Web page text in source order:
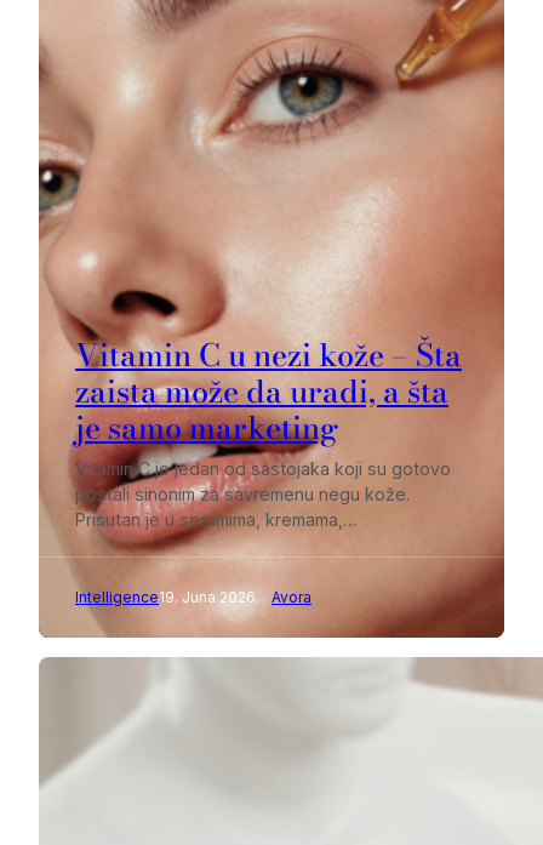
Vitamin C u nezi kože – Šta
zaista može da uradi, a šta
je samo marketing
Vitamin C je jedan od sastojaka koji su gotovo
postali sinonim za savremenu negu kože.
Prisutan je u serumima, kremama,…
Intelligence19. Juna 2026. Avora